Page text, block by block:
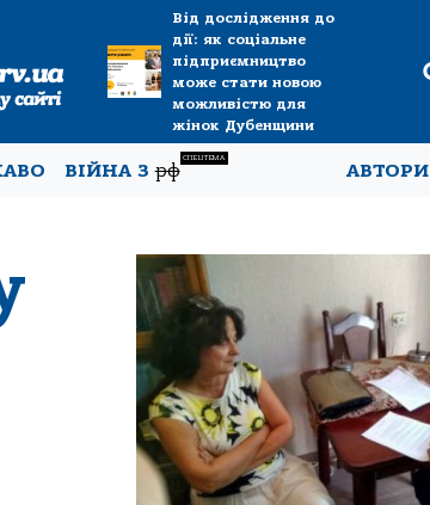
Від дослідження до
дії: як соціальне
підприємництво
може стати новою
можливістю для
жінок Дубенщини
ВІЙНА Зрф
СПЕЦТЕМА
АВТОРИ